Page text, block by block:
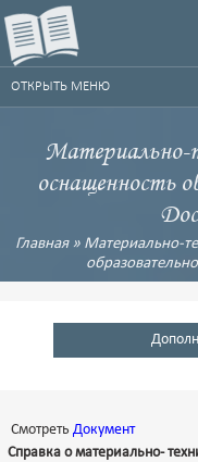
ОТКРЫТЬ МЕНЮ
Материально-
оснащенность
Главная» Материально-
Смотреть Документ
Справка о материально-